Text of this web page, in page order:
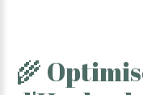
🌾